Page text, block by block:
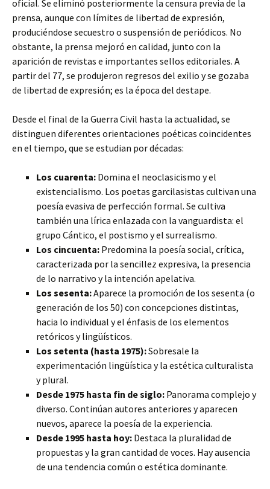
oficial. Se eliminó posteriormente la censura previa de la
prensa, aunque con límites de libertad de expresión,
produciéndose secuestro o suspensión de periódicos. No
obstante, la prensa mejoró en calidad, junto con la
aparición de revistas e importantes sellos editoriales. A
partir del 77, se produjeron regresos del exilio y se gozaba
de libertad de expresión; es la época del destape.
Desde el final de la Guerra Civil hasta la actualidad, se
distinguen diferentes orientaciones poéticas coincidentes
en el tiempo, que se estudian por décadas:
Los cuarenta: Domina el neoclasicismo y el
existencialismo. Los poetas garcilasistas cultivan una
poesía evasiva de perfección formal. Se cultiva
también una lírica enlazada con la vanguardista: el
grupo Cántico, el postismo y el surrealismo.
Los cincuenta: Predomina la poesía social, crítica,
caracterizada por la sencillez expresiva, la presencia
de lo narrativo y la intención apelativa.
Los sesenta:Aparece la promoción de los sesenta (o
generación de los 50) con concepciones distintas,
hacia lo individual y el énfasis de los elementos
retóricos y lingüísticos.
Los setenta (hasta 1975):Sobresale la
experimentación lingüística y la estética culturalista
y plural.
Desde 1975 hasta fin de siglo: Panorama complejo y
diverso. Continúan autores anteriores y aparecen
nuevos, aparece la poesía de la experiencia.
Desde 1995 hasta hoy: Destaca la pluralidad de
propuestas y la gran cantidad de voces. Hay ausencia
de una tendencia común o estética dominante.